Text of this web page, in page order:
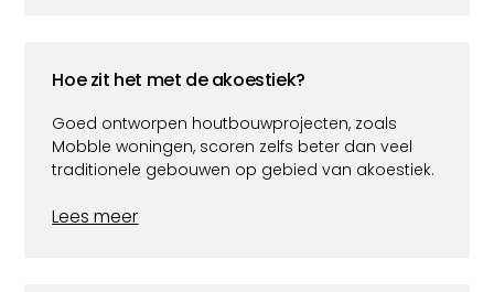
Hoe zit het met de akoestiek?
Goed ontworpen houtbouwprojecten, zoals
Mobble woningen, scoren zelfs beter dan veel
traditionele gebouwen op gebied van akoestiek.
Lees meer